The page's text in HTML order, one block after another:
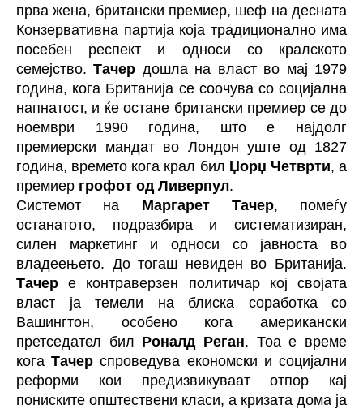
прва жена, британски премиер, шеф на десната
Конзервативна партија која традиционално има
посебен респект и односи со кралското
семејство.Тачер дошла на власт во мај 1979
година, кога Британија се соочува со социјална
напнатост, и ќе остане британски премиер се до
ноември 1990 година, што е најдолг
премиерски мандат во Лондон уште од 1827
година, времето кога крал бил Џорџ Четврти, а
премиер грофот од Ливерпул.
Системот на Маргарет Тачер, помеѓу
останатото, подразбира и систематизиран,
силен маркетинг и односи со јавноста во
владеењето. До тогаш невиден во Британија.
Тачер е контраверзен политичар кој својата
власт ја темели на блиска соработка со
Вашингтон, особено кога американски
претседател бил Роналд Реган. Тоа е време
когаТачер спроведува економски и социјални
реформи кои предизвикуваат отпор кај
пониските општествени класи, а кризата дома ја